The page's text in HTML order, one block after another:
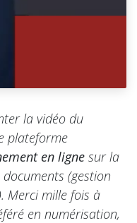
la vidéo du
plateforme
en ligne sur la
(gestion
Merci mille fois à
en numérisation,